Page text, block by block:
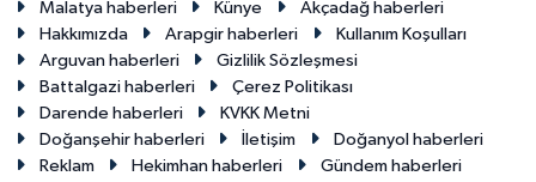
Malatya haberleri Künye
Akçadağ haberleri
Hakkımızda
Arapgir haberleri
Kullanım Koşulları
Arguvan haberleri
Gizlilik Sözleşmesi
Battalgazi haberleri
Çerez Politikası
Darende haberleri
KVKK Metni
Doğanşehir haberleri
İletişim
Doğanyol haberleri
Reklam
Hekimhan haberleri
Gündem haberleri